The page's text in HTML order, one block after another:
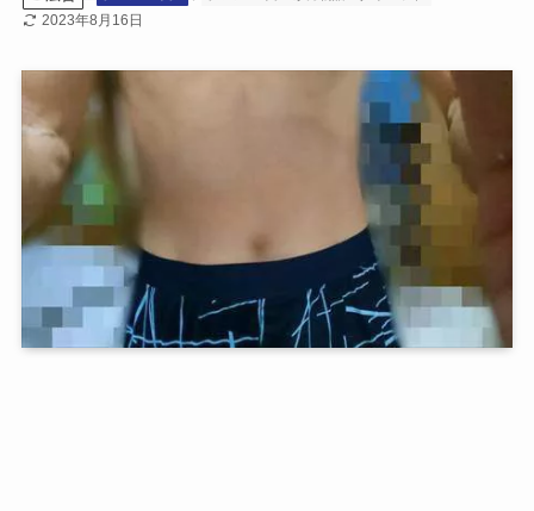
2023年8月16日